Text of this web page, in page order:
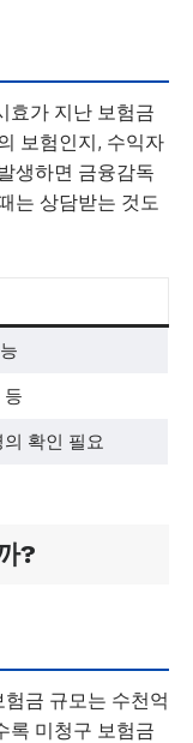
효가 지난 보험금
보험인지, 수익자
생하면 금융감독
는 상담받는 것도
등
확인 필요
?
금 규모는 수천억
록 미청구 보험금